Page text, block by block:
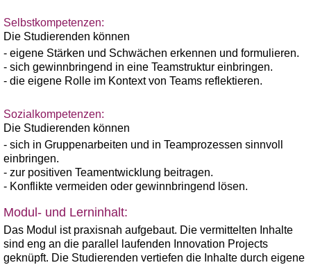
Selbstkompetenzen:
Die Studierenden können
- eigene Stärken und Schwächen erkennen und formulieren.
- sich gewinnbringend in eine Teamstruktur einbringen.
- die eigene Rolle im Kontext von Teams reflektieren.
Sozialkompetenzen:
Die Studierenden können
- sich in Gruppenarbeiten und in Teamprozessen sinnvoll
einbringen.
- zur positiven Teamentwicklung beitragen.
- Konflikte vermeiden oder gewinnbringend lösen.
Modul- und Lerninhalt:
Das Modul ist praxisnah aufgebaut. Die vermittelten Inhalte
sind eng an die parallel laufenden Innovation Projects
geknüpft. Die Studierenden vertiefen die Inhalte durch eigene